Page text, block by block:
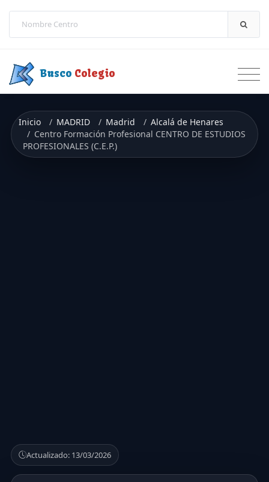
Busco Colegio
Inicio MADRID Madrid
Alcalá de Henares
Centro Formación Profesional CENTRO DE ESTUDIOS
PROFESIONALES (C.E.P.)
Actualizado: 13/03/2026